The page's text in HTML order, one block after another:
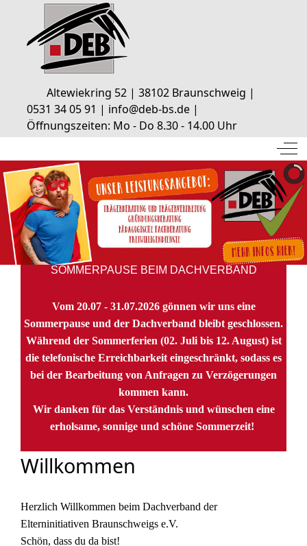
Altewiekring 52 | 38102 Braunschweig |
0531 34 05 91 | info@deb-bs.de |
Öffnungszeiten: Mo - Do 8.30 - 14.00 Uhr
SOMMERPAUSE BEIM DACHVERBAND
Vom 20.07 - 31.07.2026 gönnen wir uns eine
Sommerpause und der Dachverband bleibt geschlossen.
Während der Sommerferien (02. Juli bis 12. August) ist
die telefonische Erreichbarkeit eingeschränkt, sodass es
bei der Bearbeitung von Anfragen zu Verzögerungen
kommen kann.
Wir danken für das Verständnis und wünschen eine
erholsame, sonnige und schöne Sommerzeit!
Willkommen
Herzlich Willkommen beim Dachverband der
Elterninitiativen Braunschweigs e.V.
Schön, dass du da bist!